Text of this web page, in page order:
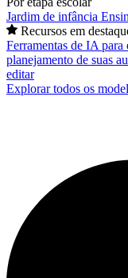
Jardim de infância
Recursos em
Ferramentas de IA para
planejamento de suas
editar
Explorar todos os